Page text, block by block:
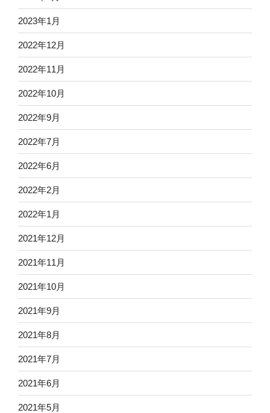
2023年1月
2022年12月
2022年11月
2022年10月
2022年9月
2022年7月
2022年6月
2022年2月
2022年1月
2021年12月
2021年11月
2021年10月
2021年9月
2021年8月
2021年7月
2021年6月
2021年5月